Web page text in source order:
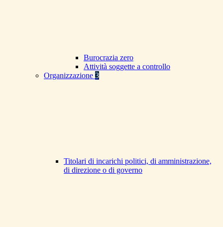
Burocrazia zero
Attività soggette a controllo
Organizzazione 3
Titolari di incarichi politici, di amministrazione,
di direzione o di governo